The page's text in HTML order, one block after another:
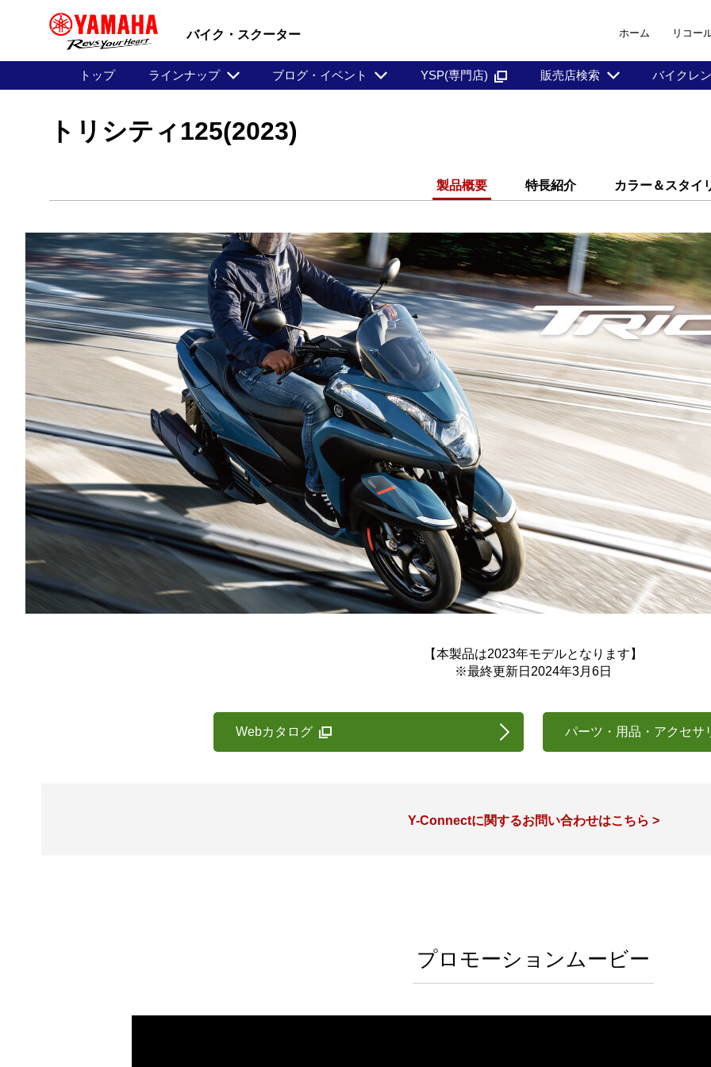
バイク・スクーター ホーム リコー
トップ ラインナップ ブログ・イベント YSP(専門店) 販売店検索 バイクレ
トリシティ125(2023)
製品概要 特長紹介 カラー＆スタイ
【本製品は2023年モデルとなります】
※最終更新日2024年3月6日
Webカタログ パーツ・用品・アクセサ
Y-Connectに関するお問い合わせはこちら >
プロモーションムービー